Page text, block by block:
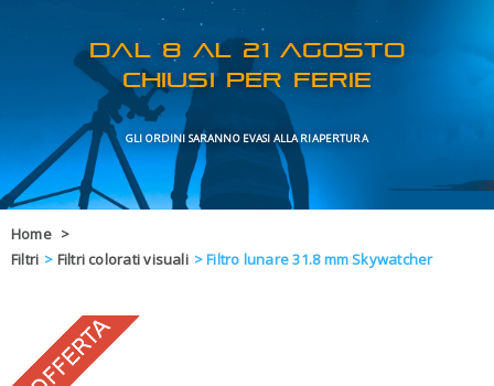
PRODOTTI
LEARN & FUN
MARCHI
OFFERTE
ENTI E PA
Home >
Filtri > Filtri colorati visuali >Filtro lunare 31.8 mm Skywatcher